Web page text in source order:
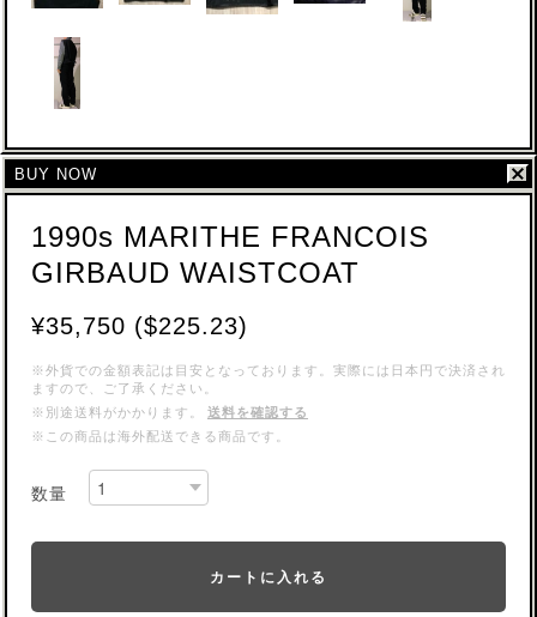
BUY NOW
1990s MARITHE FRANCOIS
GIRBAUD WAISTCOAT
¥35,750 ($225.23)
※外貨での金額表記は目安となっております。実際には日本円で決済され
ますので、ご了承ください。
※別途送料がかかります。
送料を確認する
※この商品は海外配送できる商品です。
数量
カートに入れる